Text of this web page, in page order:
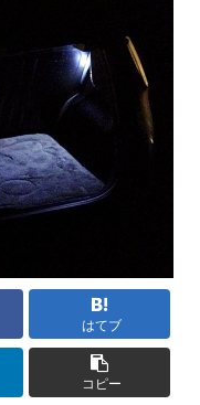
はてブ
コピー